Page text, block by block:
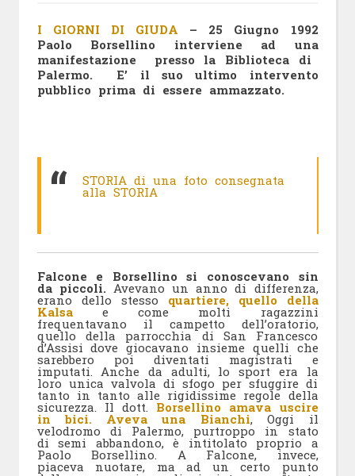
I GIORNI DI GIUDA – 25 Giugno 1992
Paolo Borsellino interviene ad una
manifestazione presso la Biblioteca di
Palermo. E’ il suo ultimo intervento
pubblico prima di essere ammazzato.
STORIA di una foto consegnata
alla STORIA
Falcone e Borsellino si conoscevano sin
da piccoli.Avevano un anno di differenza,
erano dello stesso quartiere, quello della
Kalsae come molti ragazzini
frequentavano il campetto dell’oratorio,
quello della parrocchia di San Francesco
d’Assisi dove giocavano insieme quelli che
sarebbero poi diventati magistrati e
imputati. Anche da adulti, lo sport era la
loro unica valvola di sfogo per sfuggire di
tanto in tanto alle rigidissime regole della
sicurezza. Il dott. Borsellino amava uscire
in bici. Aveva una Bianchi, Oggi il
velodromo di Palermo, purtroppo in stato
di semi abbandono, è intitolato proprio a
Paolo Borsellino. A Falcone, invece,
piaceva nuotare, ma ad un certo punto